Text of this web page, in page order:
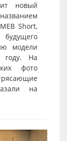
новый
Short,
модели
году. На
фото
на